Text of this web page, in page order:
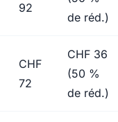
92
de réd.)
CHF
72
CHF 36
(50 %
de réd.)